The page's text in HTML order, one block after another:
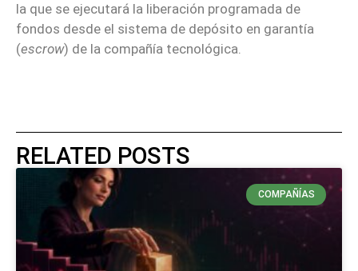
la que se ejecutará la liberación programada de
fondos desde el sistema de depósito en garantía
(escrow) de la compañía tecnológica.
RELATED POSTS
COMPAÑÍAS